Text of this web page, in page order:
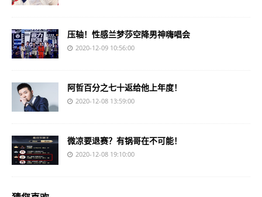
压轴！性感兰梦莎空降男神嗨唱会
2020-12-09 10:56:00
阿哲百分之七十返给他上年度！
2020-12-08 13:59:00
微凉要退赛？有锅哥在不可能！
2020-12-08 19:10:00